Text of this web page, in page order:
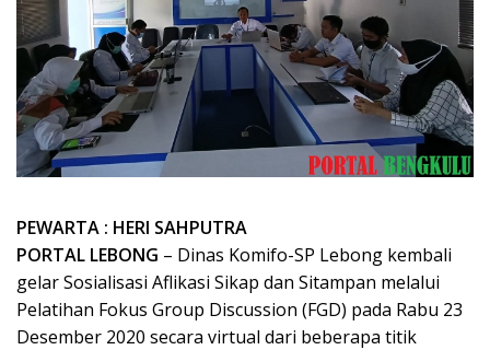
PEWARTA : HERI SAHPUTRA
PORTAL LEBONG – Dinas Komifo-SP Lebong kembali
gelar Sosialisasi Aflikasi Sikap dan Sitampan melalui
Pelatihan Fokus Group Discussion (FGD) pada Rabu 23
Desember 2020 secara virtual dari beberapa titik